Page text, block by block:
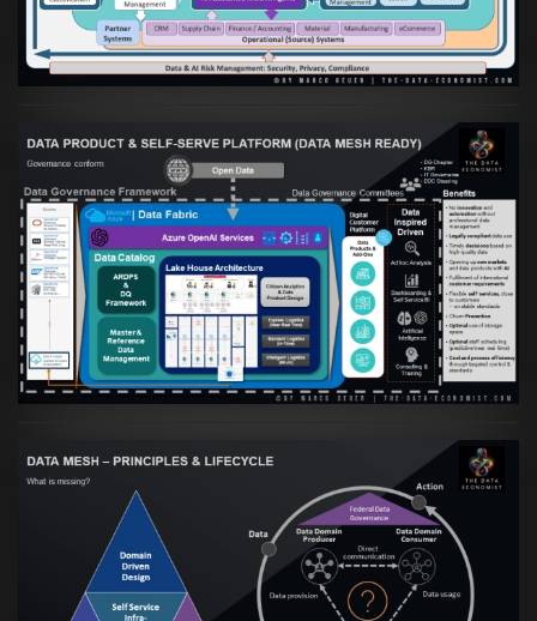
VIEW
Artikel:Warum eine Data Governance
orientierte Data Fabric essenziell für
skalierbare qualitative Datenprodukte ist
VIEW
Artikel:Data Mesh Ökosysteme: Die
Transformation zur Data Inspired Human
Culture